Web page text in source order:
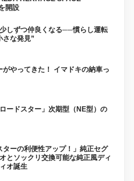
開設
しずつ仲良くなる──慣らし運転
さな発見”
がやってきた！ イマドキの納車っ
ードスター」次期型（NE型）の
ターの利便性アップ！」純正セグ
とソックリ交換可能な純正風ディ
オ誕生